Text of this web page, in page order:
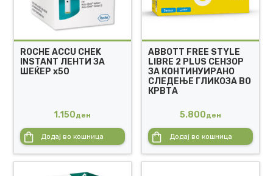
ROCHE ACCU CHEK
INSTANT ЛЕНТИ ЗА
ШЕЌЕР х50
1.150ден
Додај во кошница
ABBOTT FREE STYLE
LIBRE 2 PLUS СЕНЗОР
ЗА КОНТИНУИРАНО
СЛЕДЕЊЕ ГЛИКОЗА ВО
КРВТА
5.800ден
Додај во кошница